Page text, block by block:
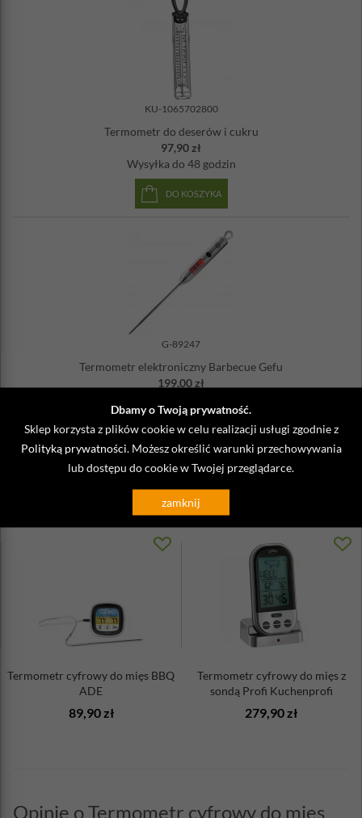
Dbamy o Twoją prywatność.
Sklep korzysta z plików cookie w celu realizacji usługi zgodnie z
Polityką prywatności . Możesz określić warunki przechowywania
lub dostępu do cookie w Twojej przeglądarce.
zamknij
Zasilanie: 2x bateria AAA - dołączona
Materiał: stal nierdzewna, tworzywo sztuczne ABS
KU-1065702800
Termometr do deserów i cukru
97,90 zł
Wysyłka do 48 godzin
DO KOSZYKA
G-89247
Termometr elektroniczny Barbecue Gefu
199,00 zł
Zobacz także
Termometr cyfrowy do mięs BBQ
ADE
89,90 zł
Termometr cyfrowy do mięs z
sondą Profi Kuchenprofi
279,90 zł
Opinie o Termometr cyfrowy do mięs